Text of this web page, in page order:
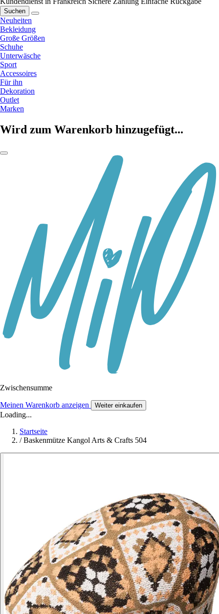
Suchen
Neuheiten
Bekleidung
Große Größen
Schuhe
Unterwäsche
Sport
Accessoires
Für ihn
Dekoration
Outlet
Marken
Wird zum Warenkorb hinzugefügt...
Zwischensumme
Meinen Warenkorb anzeigen Weiter einkaufen
Loading...
Startseite
/ Baskenmütze Kangol Arts & Crafts 504